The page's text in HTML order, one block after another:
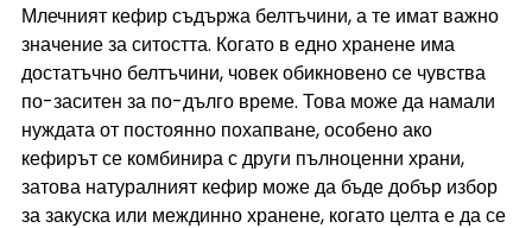
Млечният кефир съдържа белтъчини, а те имат важно
значение за ситостта. Когато в едно хранене има
достатъчно белтъчини, човек обикновено се чувства
по-заситен за по-дълго време. Това може да намали
нуждата от постоянно похапване, особено ако
кефирът се комбинира с други пълноценни храни,
затова натуралният кефир може да бъде добър избор
за закуска или междинно хранене, когато целта е да се